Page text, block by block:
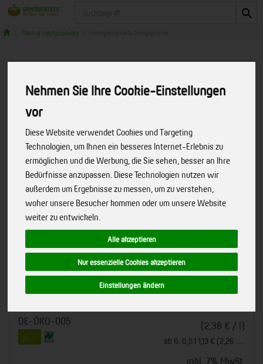
Nehmen Sie Ihre Cookie-Einstellungen
vor
Diese Website verwendet Cookies und Targeting
Technologien, um Ihnen ein besseres Internet-Erlebnis zu
ermöglichen und die Werbung, die Sie sehen, besser an Ihre
Bedürfnisse anzupassen. Diese Technologien nutzen wir
außerdem um Ergebnisse zu messen, um zu verstehen,
woher unsere Besucher kommen oder um unsere Website
weiter zu entwickeln.
Alle akzeptieren
Nur essenzielle Cookies akzeptieren
Einstellungen ändern
Milch & Milchprodukte
Buttermilch im Becher
Wir sind die Gläserne Molkerei. - Bio ist unsere Seele.
Gläserne Meierei
Naturland (auch
DE-ÖKO-005
Aktionspreis!
bisher 1,39 €
(2,38 € / l)
inkl. 7% MwSt.